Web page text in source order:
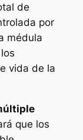
de
por
médula
vida de la
que los